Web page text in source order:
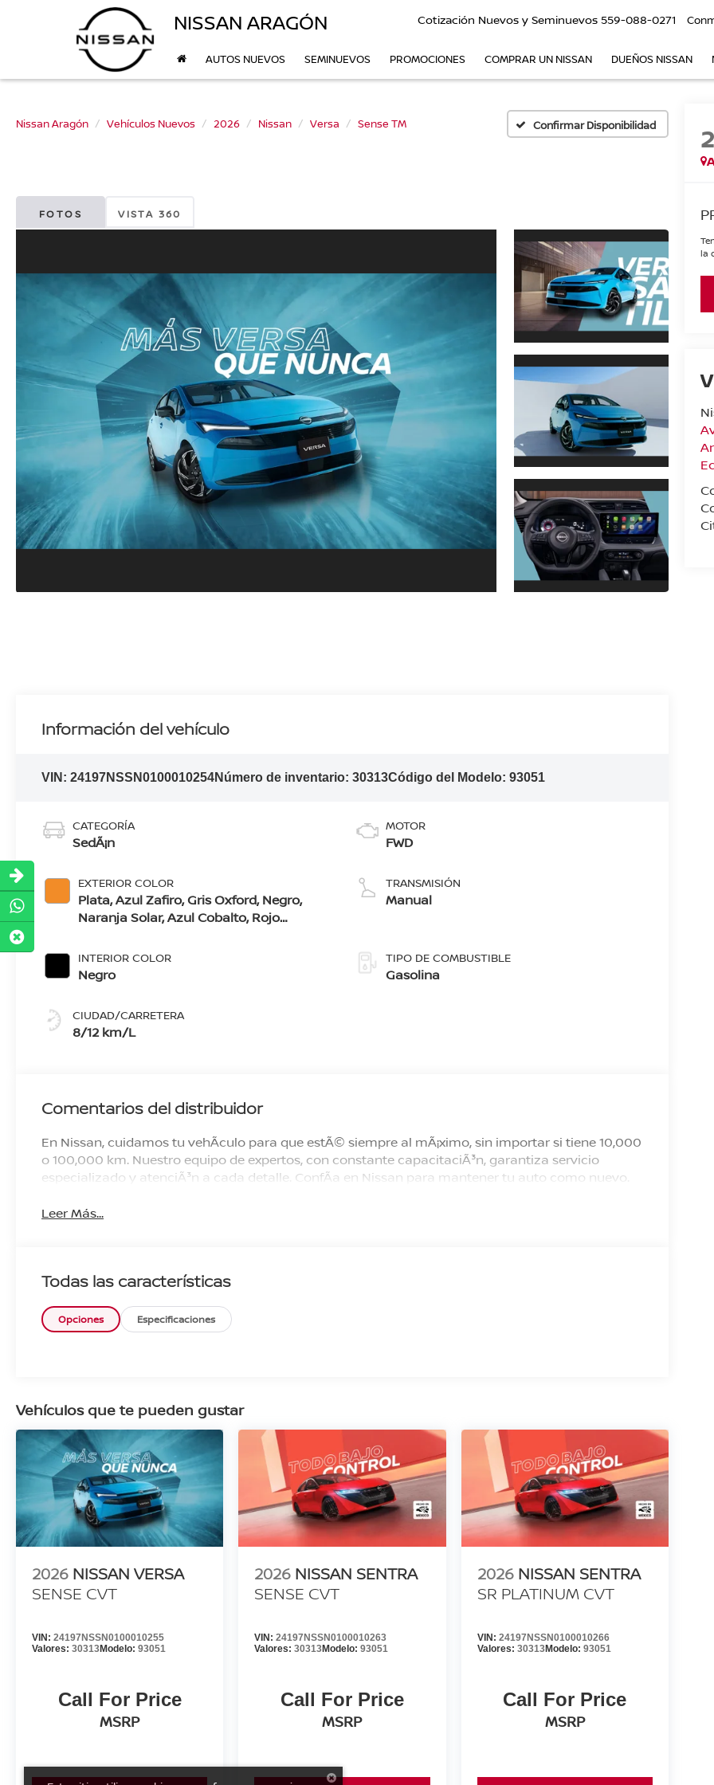
NISSAN ARAGÓN Cotización Nuevos y Seminuevos 559-088-0271
AUTOS NUEVOS SEMINUEVOS PROMOCIONES COMPRAR UN NISSAN DUEÑOS NISSAN
Nissan Aragón Vehículos Nuevos 2026 Nissan Versa Sense TM Confirmar Disponibilidad
FOTOS VISTA 360
la
Información del vehículo
VIN:24197NSSN0100010254Número de inventario:30313Código del Modelo:93051
CATEGORÍA
SedÃ¡n
EXTERIOR COLOR
Plata, Azul Zafiro, Gris Oxford, Negro,
Naranja Solar, Azul Cobalto, Rojo
Lunar
INTERIOR COLOR
Negro
CIUDAD/CARRETERA
8/12 km/L
MOTOR
FWD
TRANSMISIÓN
Manual
TIPO DE COMBUSTIBLE
Gasolina
Comentarios del distribuidor
En Nissan, cuidamos tu vehÃ­culo para que estÃ© siempre al mÃ¡ximo, sin importar si tiene 10,000
o 100,000 km. Nuestro equipo de expertos, con constante capacitaciÃ³n, garantiza servicio
especializado y atenciÃ³n a cada detalle. ConfÃ­a en Nissan para mantener tu auto como nuevo.
Leer Más...
Todas las características
Opciones Especificaciones
Vehículos que te pueden gustar
2026 NISSAN VERSA
SENSE CVT
VIN: 24197NSSN0100010255
Valores: 30313Modelo: 93051
Call For Price
MSRP
2026 NISSAN SENTRA
SENSE CVT
VIN:24197NSSN0100010263
Valores:30313Modelo:93051
Call For Price
MSRP
2026 NISSAN SENTRA
SR PLATINUM CVT
VIN: 24197NSSN0100010266
Valores: 30313Modelo: 93051
Call For Price
MSRP